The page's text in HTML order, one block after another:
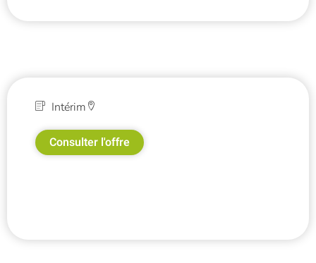
Intérim
Consulter l'offre